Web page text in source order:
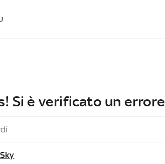
Si è verificato un errore